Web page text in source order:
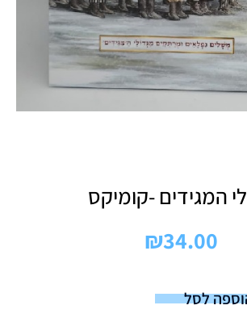
המגידים -קומיקס
₪34.00
לסל